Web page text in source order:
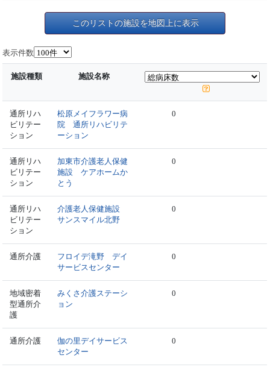
このリストの施設を地図上に表示
表示件数
施設種類 施設名称
通所リハ
ビリテー
ション
松原メイフラワー病
院 通所リハビリテ
ーション
0
通所リハ
ビリテー
ション
加東市介護老人保健
施設 ケアホームか
とう
0
通所リハ
ビリテー
ション
介護老人保健施設
サンスマイル北野
0
通所介護
フロイデ滝野 デイ
サービスセンター
0
地域密着
型通所介
護
みくさ介護ステーシ
ョン
0
通所介護
伽の里デイサービス
センター
0